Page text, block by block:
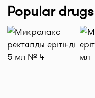
Popular drugs